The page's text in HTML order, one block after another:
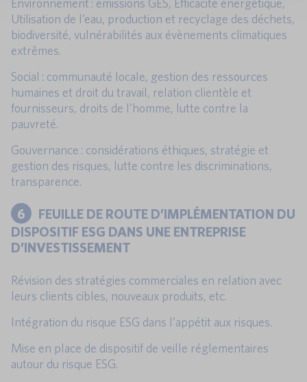
Environnement : émissions GES, Efficacité énergétique,
Utilisation de l’eau, production et recyclage des déchets,
biodiversité, vulnérabilités aux évènements climatiques
extrêmes.
Social : communauté locale, gestion des ressources
humaines et droit du travail, relation clientèle et
fournisseurs, droits de l’homme, lutte contre la
pauvreté.
Gouvernance : considérations éthiques, stratégie et
gestion des risques, lutte contre les discriminations,
transparence.
6
FEUILLE DE ROUTE D’IMPLÉMENTATION DU
DISPOSITIF ESG DANS UNE ENTREPRISE
D’INVESTISSEMENT
Révision des stratégies commerciales en relation avec
leurs clients cibles, nouveaux produits, etc.
Intégration du risque ESG dans l’appétit aux risques.
Mise en place de dispositif de veille réglementaires
autour du risque ESG.